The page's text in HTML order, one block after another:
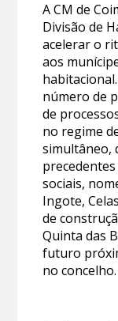
A CM de
Divisão de
acelerar o
aos
número de
de
no regime
simultâneo,
sociais,
Ingote,
de
Quinta das
futuro
no concelho.